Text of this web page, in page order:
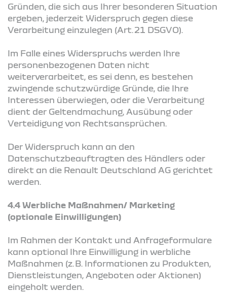
Gründen, die sich aus Ihrer besonderen Situation
ergeben, jederzeit Widerspruch gegen diese
Verarbeitung einzulegen (Art. 21 DSGVO).
Im Falle eines Widerspruchs werden Ihre
personenbezogenen Daten nicht
weiterverarbeitet, es sei denn, es bestehen
zwingende schutzwürdige Gründe, die Ihre
Interessen überwiegen, oder die Verarbeitung
dient der Geltendmachung, Ausübung oder
Verteidigung von Rechtsansprüchen.
Der Widerspruch kann an den
Datenschutzbeauftragten des Händlers oder
direkt an die Renault Deutschland AG gerichtet
werden.
4.4 Werbliche Maßnahmen/ Marketing
(optionale Einwilligungen)
Im Rahmen der Kontakt und Anfrageformulare
kann optional Ihre Einwilligung in werbliche
Maßnahmen (z. B. Informationen zu Produkten,
Dienstleistungen, Angeboten oder Aktionen)
eingeholt werden.